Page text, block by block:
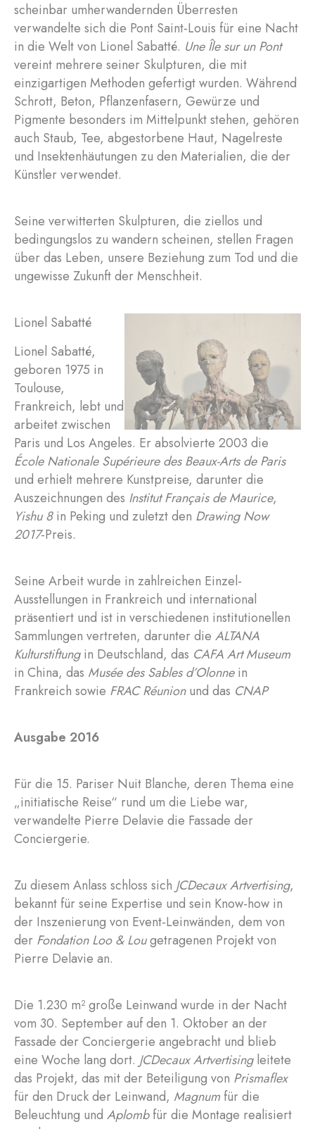
scheinbar umherwandernden Überresten
verwandelte sich die Pont Saint-Louis für eine Nacht
in die Welt von Lionel Sabatté. Une Île sur un Pont
vereint mehrere seiner Skulpturen, die mit
einzigartigen Methoden gefertigt wurden. Während
Schrott, Beton, Pflanzenfasern, Gewürze und
Pigmente besonders im Mittelpunkt stehen, gehören
auch Staub, Tee, abgestorbene Haut, Nagelreste
und Insektenhäutungen zu den Materialien, die der
Künstler verwendet.
Seine verwitterten Skulpturen, die ziellos und
bedingungslos zu wandern scheinen, stellen Fragen
über das Leben, unsere Beziehung zum Tod und die
ungewisse Zukunft der Menschheit.
Lionel Sabatté
Lionel Sabatté,
geboren 1975 in
Toulouse,
Frankreich, lebt und
arbeitet zwischen
Paris und Los Angeles. Er absolvierte 2003 die
École Nationale Supérieure des Beaux-Arts de Paris
und erhielt mehrere Kunstpreise, darunter die
Auszeichnungen des Institut Français de Maurice,
Yishu 8in Peking und zuletzt den Drawing Now
2017-Preis.
Seine Arbeit wurde in zahlreichen Einzel-
Ausstellungen in Frankreich und international
präsentiert und ist in verschiedenen institutionellen
Sammlungen vertreten, darunter die ALTANA
Kulturstiftungin Deutschland, das CAFA Art Museum
in China, das Musée des Sables d’Olonnein
Frankreich sowie FRAC Réunionund das CNAP
Ausgabe 2016
Für die 15. Pariser Nuit Blanche, deren Thema eine
„initiatische Reise“ rund um die Liebe war,
verwandelte Pierre Delavie die Fassade der
Conciergerie.
Zu diesem Anlass schloss sich JCDecaux Artvertising,
bekannt für seine Expertise und sein Know-how in
der Inszenierung von Event-Leinwänden, dem von
der Fondation Loo & Lougetragenen Projekt von
Pierre Delavie an.
Die 1.230 m² große Leinwand wurde in der Nacht
vom 30. September auf den 1. Oktober an der
Fassade der Conciergerie angebracht und blieb
eine Woche lang dort. JCDecaux Artvertisingleitete
das Projekt, das mit der Beteiligung von Prismaflex
für den Druck der Leinwand, Magnum für die
Beleuchtung und Aplombfür die Montage realisiert